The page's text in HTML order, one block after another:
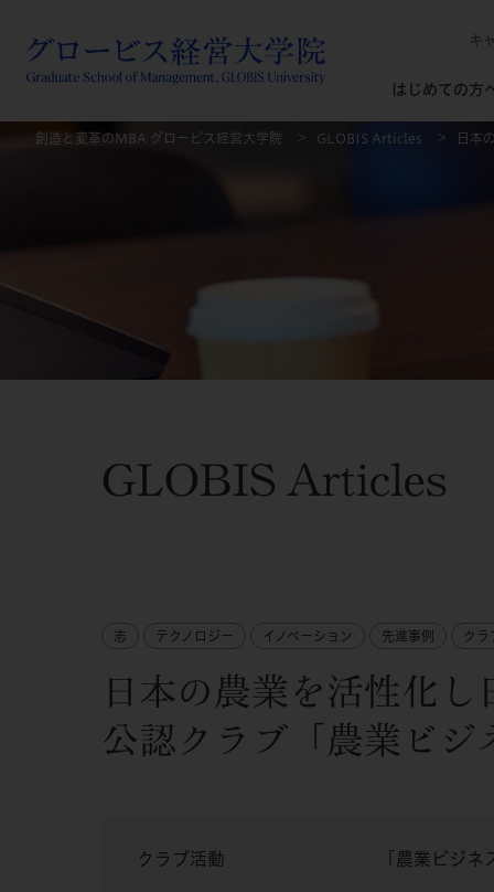
キ
はじめての方
創造と変革のMBA グロービス経営大学院 GLOBIS Articles 日本
GLOBIS Articles
志 テクノロジー イノベーション 先進事例 クラ
日本の農業を活性化
公認クラブ「農業ビジ
クラブ活動 「農業ビジ